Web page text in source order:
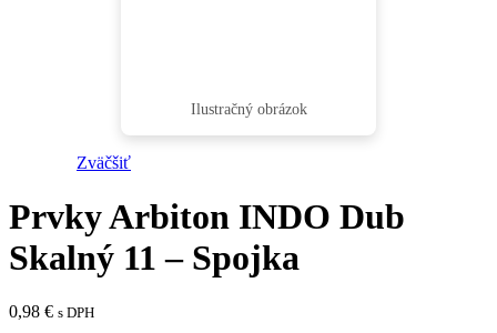
Zväčšiť
Prvky Arbiton INDO Dub
Skalný 11 – Spojka
0,98 € s DPH